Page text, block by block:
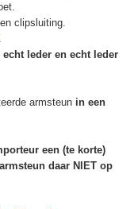
clipsluiting.
leder en echt leder
armsteun in een
een (te korte)
daar NIET op